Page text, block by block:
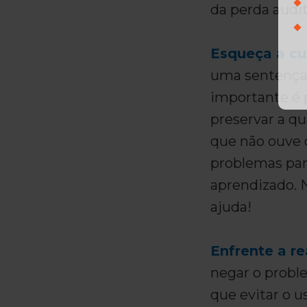
da perda
Esqueça a
uma
importante é
preservar a
que não
problemas
aprendizado.
ajuda!
Enfrente a
negar o
que evitar o